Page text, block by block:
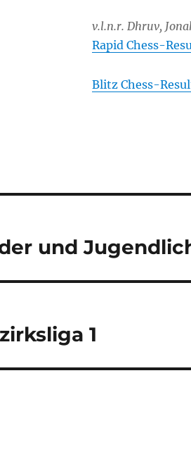
v.l.n.r. Dhruv,
Rapid Chess-
Blitz Chess-
und
1